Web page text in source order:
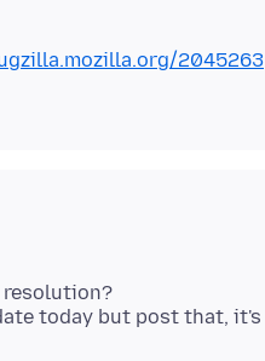
2045263
resolution?